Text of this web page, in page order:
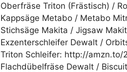
Oberfräse Triton (Frästisch) /
Kappsäge Metabo / Metabo
Stichsäge Makita / Jigsaw
Exzenterschleifer Dewalt /
Triton Schleifer: http://amzn.to/
Flachdübelfräse Dewalt /